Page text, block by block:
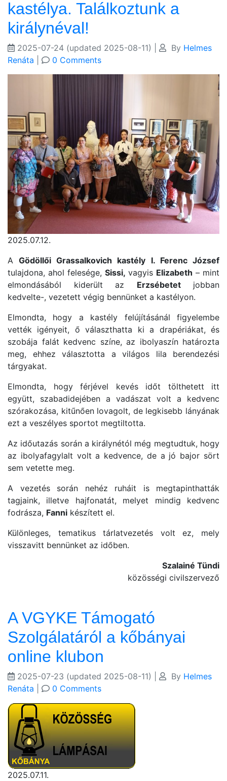
kastélya. Találkoztunk a
királynéval!
2025-07-24 (updated 2025-08-11) By Helmes
Renáta
0 Comments
2025.07.12.
A Gödöllői Grassalkovich kastély I. Ferenc József
tulajdona, ahol felesége, Sissi, vagyis Elizabeth – mint
elmondásából kiderült az Erzsébetetjobban
kedvelte-, vezetett végig bennünket a kastélyon.
Elmondta, hogy a kastély felújításánál figyelembe
vették igényeit, ő választhatta ki a drapériákat, és
szobája falát kedvenc színe, az ibolyaszín határozta
meg, ehhez választotta a világos lila berendezési
tárgyakat.
Elmondta, hogy férjével kevés időt tölthetett itt
együtt, szabadidejében a vadászat volt a kedvenc
szórakozása, kitűnően lovagolt, de legkisebb lányának
ezt a veszélyes sportot megtiltotta.
Az időutazás során a királynétól még megtudtuk, hogy
az ibolyafagylalt volt a kedvence, de a jó bajor sört
sem vetette meg.
A vezetés során nehéz ruháit is megtapinthatták
tagjaink, illetve hajfonatát, melyet mindig kedvenc
fodrásza, Fanni készített el.
Különleges, tematikus tárlatvezetés volt ez, mely
visszavitt bennünket az időben.
Szalainé Tündi
közösségi civilszervező
A VGYKE Támogató
Szolgálatáról a kőbányai
online klubon
2025-07-23 (updated 2025-08-11) By Helmes
Renáta
0 Comments
2025.07.11.